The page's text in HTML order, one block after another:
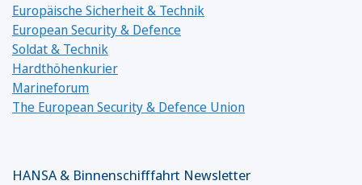
Europäische Sicherheit & Technik
European Security & Defence
Soldat & Technik
Hardthöhenkurier
Marineforum
The European Security & Defence Union
HANSA & Binnenschifffahrt Newsletter